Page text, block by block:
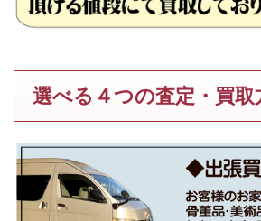
選べる４つの査定・買取